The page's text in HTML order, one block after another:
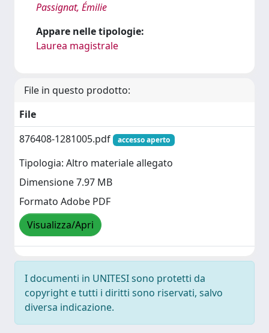
Passignat, Émilie
Appare nelle tipologie:
Laurea magistrale
File in questo prodotto:
File
876408-1281005.pdf
accesso aperto
Tipologia: Altro materiale allegato
Dimensione 7.97 MB
Formato Adobe PDF
Visualizza/Apri
I documenti in UNITESI sono protetti da
copyright e tutti i diritti sono riservati, salvo
diversa indicazione.